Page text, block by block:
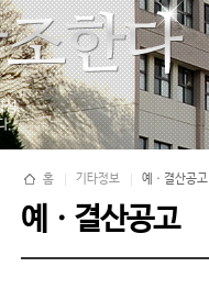
홈 기타정보 예ㆍ결산공고
예ㆍ결산공고